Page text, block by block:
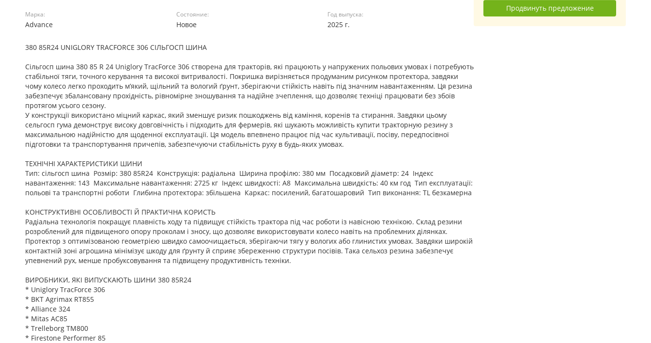
Марка:
Advance
Состояние:
Новое
Год выпуска:
2025 г.
380 85R24 UNIGLORY TRACFORCE 306 СІЛЬГОСП ШИНА
Сільгосп шина 380 85 R 24 Uniglory TracForce 306 створена для тракторів, які працюють у напружених польових умовах і потребують
стабільної тяги, точного керування та високої витривалості. Покришка вирізняється продуманим рисунком протектора, завдяки
чому колесо легко проходить м’який, щільний та вологий ґрунт, зберігаючи стійкість навіть під значним навантаженням. Ця резина
забезпечує збалансовану прохідність, рівномірне зношування та надійне зчеплення, що дозволяє техніці працювати без збоїв
протягом усього сезону.
У конструкції використано міцний каркас, який зменшує ризик пошкоджень від каміння, коренів та стирання. Завдяки цьому
сельгосп гума демонструє високу довговічність і підходить для фермерів, які шукають можливість купити тракторную резину з
максимальною надійністю для щоденної експлуатації. Ця модель впевнено працює під час культивації, посіву, передпосівної
підготовки та транспортування причепів, забезпечуючи стабільність руху в будь-яких умовах.
ТЕХНІЧНІ ХАРАКТЕРИСТИКИ ШИНИ
Тип: сільгосп шина Розмір: 380 85R24 Конструкція: радіальна Ширина профілю: 380 мм Посадковий діаметр: 24 Індекс
навантаження: 143 Максимальне навантаження: 2725 кг Індекс швидкості: A8 Максимальна швидкість: 40 км год Тип експлуатації:
польові та транспортні роботи Глибина протектора: збільшена Каркас: посилений, багатошаровий Тип виконання: TL безкамерна
КОНСТРУКТИВНІ ОСОБЛИВОСТІ Й ПРАКТИЧНА КОРИСТЬ
Радіальна технологія покращує плавність ходу та підвищує стійкість трактора під час роботи із навісною технікою. Склад резини
розроблений для підвищеного опору проколам і зносу, що дозволяє використовувати колесо навіть на проблемних ділянках.
Протектор з оптимізованою геометрією швидко самоочищається, зберігаючи тягу у вологих або глинистих умовах. Завдяки широкій
контактній зоні агрошина мінімізує шкоду для ґрунту й сприяє збереженню структури посівів. Така сельхоз резина забезпечує
упевнений рух, менше пробуксовування та підвищену продуктивність техніки.
ВИРОБНИКИ, ЯКІ ВИПУСКАЮТЬ ШИНИ 380 85R24
* Uniglory TracForce 306
* BKT Agrimax RT855
* Alliance 324
* Mitas AC85
* Trelleborg TM800
* Firestone Performer 85
Продвинуть предложение